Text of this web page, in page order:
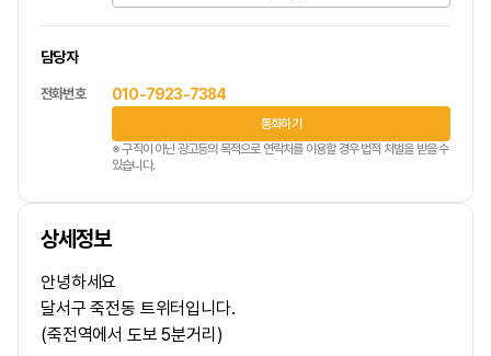
담당자
전화번호 010-7923-7384
통화하기
※ 구직이 아닌 광고등의 목적으로 연락처를 이용할 경우 법적 처벌을 받을 수
있습니다.
상세정보
안녕하세요
달서구 죽전동 트위터입니다.
(죽전역에서 도보 5분거리)